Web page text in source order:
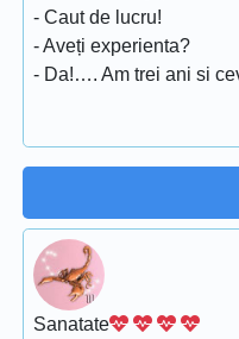
- Caut de lucru!
- Aveți experienta?
- Da!…. Am trei ani si
Sanatate